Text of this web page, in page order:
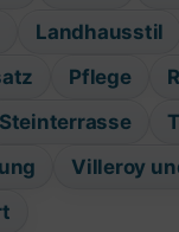
Landhausstil
Pflege
Steinterrasse
Villeroy